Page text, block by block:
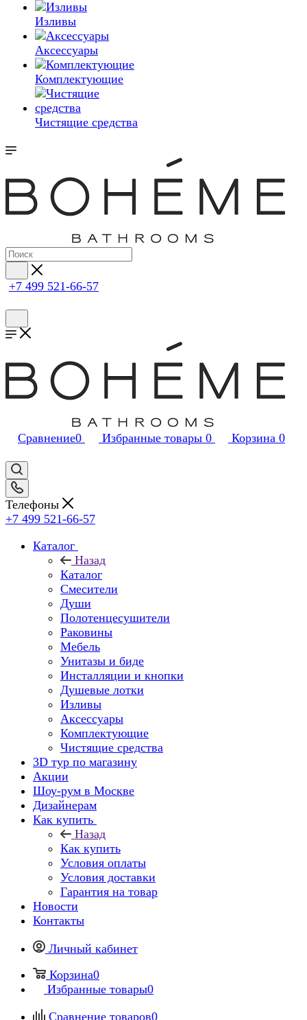
Изливы
Аксессуары
Комплектующие
Чистящие средства
+7 499 521-66-57
Сравнение0 Избранные товары 0 Корзина 0
Телефоны
+7 499 521-66-57
Каталог
Назад
Каталог
Смесители
Души
Полотенцесушители
Раковины
Мебель
Унитазы и биде
Инсталляции и кнопки
Душевые лотки
Изливы
Аксессуары
Комплектующие
Чистящие средства
3D тур по магазину
Акции
Шоу-рум в Москве
Дизайнерам
Как купить
Назад
Как купить
Условия оплаты
Условия доставки
Гарантия на товар
Новости
Контакты
Личный кабинет
Корзина0
Избранные товары0
Сравнение товаров0